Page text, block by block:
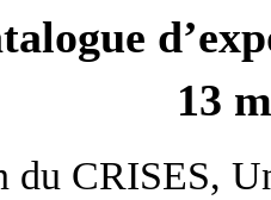
13
du CRISES,